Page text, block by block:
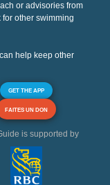
or advisories from
other swimming
help keep other
GET THE APP
FAITES UN DON
is supported by